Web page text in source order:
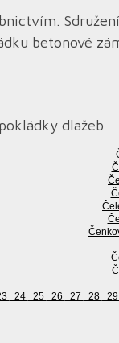
betonové
dlažeb
24 25 26 27 28 29